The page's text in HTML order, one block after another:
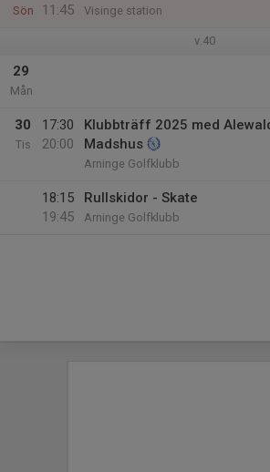
Sön
11:45
Visinge station
v.40
29
Mån
30
Tis
17:30
20:00
Klubbträff 2025 med
Madshus
Arninge Golfklubb
18:15
19:45
Rullskidor - Skate
Arninge Golfklubb